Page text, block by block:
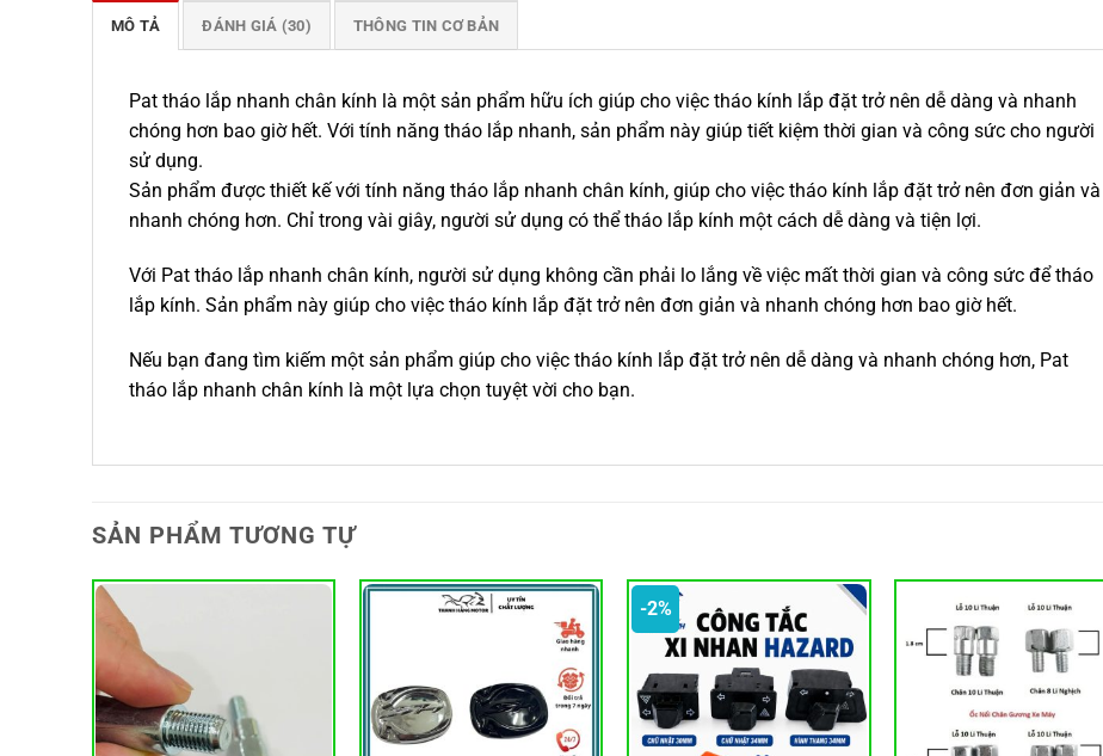
MÔ TẢ ĐÁNH GIÁ (30) THÔNG TIN CƠ BẢN
Pat tháo lắp nhanh chân kính là một sản phẩm hữu ích giúp cho việc tháo kính lắp đặt trở nên dễ dàng và nhanh
chóng hơn bao giờ hết. Với tính năng tháo lắp nhanh, sản phẩm này giúp tiết kiệm thời gian và công sức cho người
sử dụng.
Sản phẩm được thiết kế với tính năng tháo lắp nhanh chân kính, giúp cho việc tháo kính lắp đặt trở nên đơn giản và
nhanh chóng hơn. Chỉ trong vài giây, người sử dụng có thể tháo lắp kính một cách dễ dàng và tiện lợi.
Với Pat tháo lắp nhanh chân kính, người sử dụng không cần phải lo lắng về việc mất thời gian và công sức để tháo
lắp kính. Sản phẩm này giúp cho việc tháo kính lắp đặt trở nên đơn giản và nhanh chóng hơn bao giờ hết.
Nếu bạn đang tìm kiếm một sản phẩm giúp cho việc tháo kính lắp đặt trở nên dễ dàng và nhanh chóng hơn, Pat
tháo lắp nhanh chân kính là một lựa chọn tuyệt vời cho bạn.
SẢN PHẨM TƯƠNG TỰ
-2%